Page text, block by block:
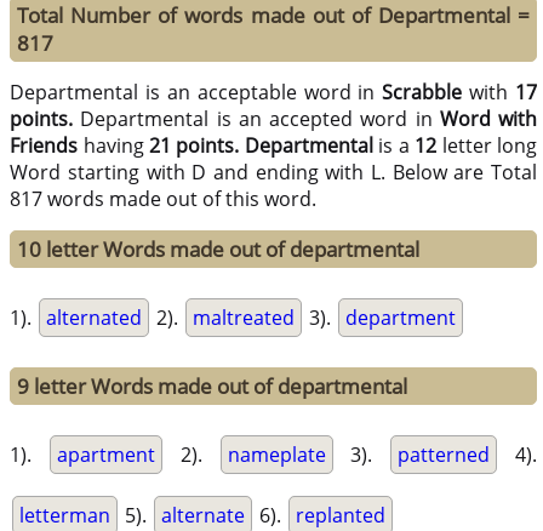
Total Number of words made out of Departmental =
817
Departmental is an acceptable word inScrabble with 17
points. Departmental is an accepted word in Word with
Friends having21 points. Departmentalis a 12 letter long
Word starting with D and ending with L. Below are Total
817 words made out of this word.
10 letter Words made out of departmental
1). alternated 2). maltreated 3). department
9 letter Words made out of departmental
1). apartment 2). nameplate 3). patterned 4).
letterman 5). alternate 6). replanted